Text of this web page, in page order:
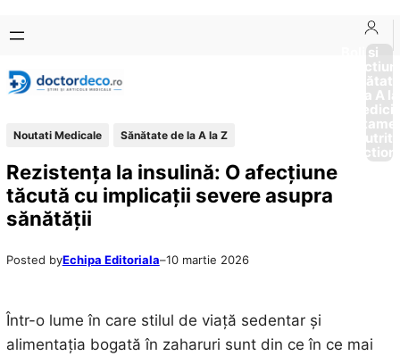
conținut
content
Boli si
Afectiuni
Sănătate
de la A
Noutati Medicale Sănătate de la A la Z
Rezistența la insulină: O afecțiune
tăcută cu implicații severe asupra
sănătății
Posted byEchipa Editoriala–10 martie 2026
Într-o lume în care stilul de viață sedentar și
alimentația bogată în zaharuri sunt din ce în ce mai